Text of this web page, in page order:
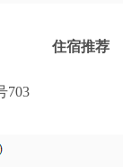
住宿推荐
703